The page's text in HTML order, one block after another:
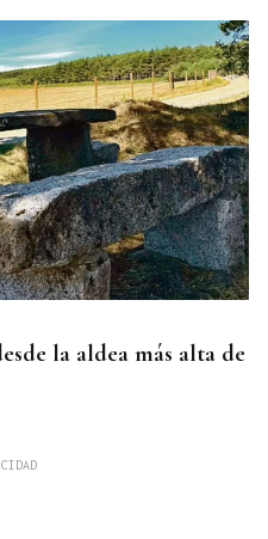
la aldea más alta de